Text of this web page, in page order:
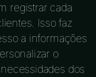
registrar cada
Isso faz
a informações
o
dos